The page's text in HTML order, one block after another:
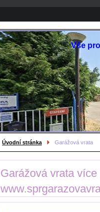
Vše
Úvodní stránka Garážová vrata
Garážová vrata více